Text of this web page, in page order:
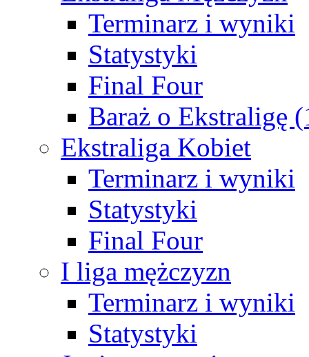
Terminarz i wyniki
Statystyki
Final Four
Baraż o Ekstraligę
Ekstraliga Kobiet
Terminarz i wyniki
Statystyki
Final Four
I liga mężczyzn
Terminarz i wyniki
Statystyki